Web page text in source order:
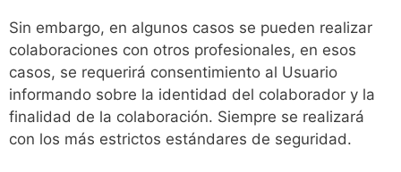
Sin embargo, en algunos casos se pueden realizar
colaboraciones con otros profesionales, en esos
casos, se requerirá consentimiento al Usuario
informando sobre la identidad del colaborador y la
finalidad de la colaboración. Siempre se realizará
con los más estrictos estándares de seguridad.